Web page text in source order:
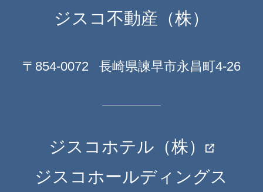
ジスコ不動産（株）
〒854-0072 長崎県諫早市永昌町4-26
ジスコホテル（株）
ジスコホールディングス